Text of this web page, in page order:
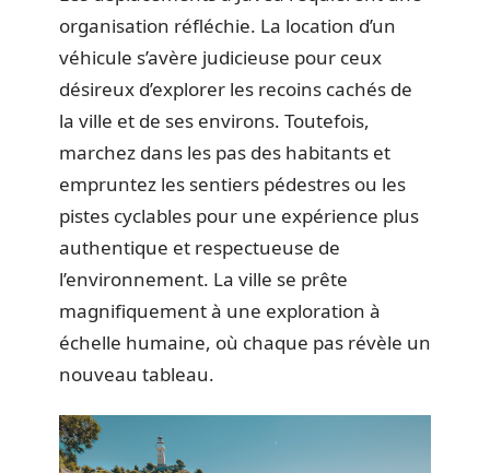
organisation réfléchie. La location d’un
véhicule s’avère judicieuse pour ceux
désireux d’explorer les recoins cachés de
la ville et de ses environs. Toutefois,
marchez dans les pas des habitants et
empruntez les sentiers pédestres ou les
pistes cyclables pour une expérience plus
authentique et respectueuse de
l’environnement. La ville se prête
magnifiquement à une exploration à
échelle humaine, où chaque pas révèle un
nouveau tableau.